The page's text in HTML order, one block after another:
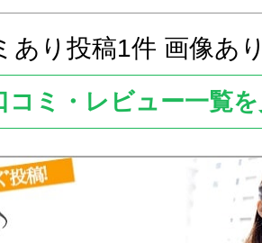
あり投稿1件 画像あ
コミ・レビュー一覧